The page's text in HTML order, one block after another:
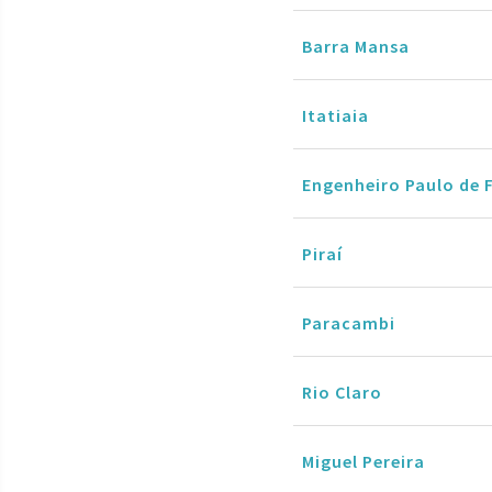
Barra Mansa
Itatiaia
Engenheiro Paulo de
Piraí
Paracambi
Rio Claro
Miguel Pereira